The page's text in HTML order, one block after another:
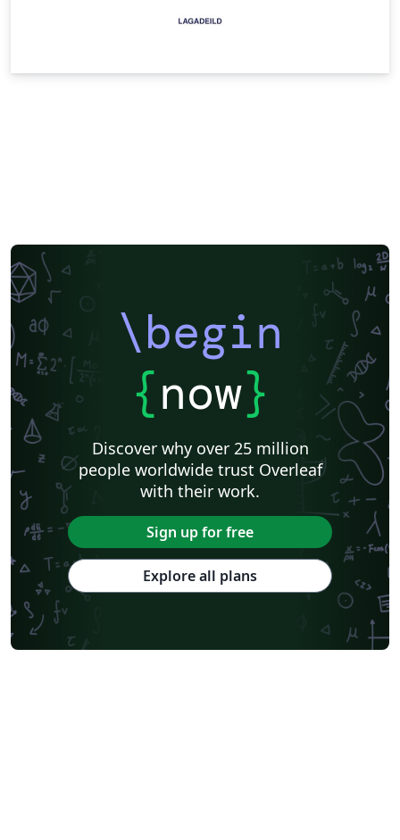
\begin
{now}
Discover why over 25 million
people worldwide trust Overleaf
with their work.
Sign up for free
Explore all plans